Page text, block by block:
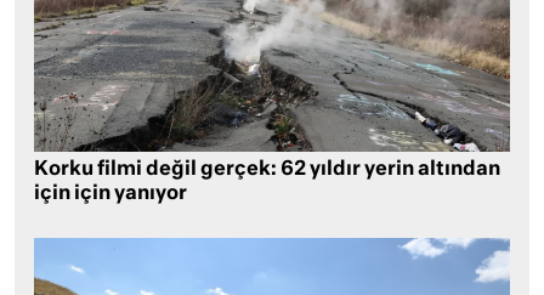
Korku filmi değil gerçek: 62 yıldır yerin altından
için için yanıyor